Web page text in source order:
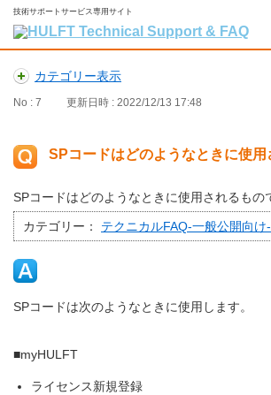
技術サポートサービス専用サイト
カテゴリー表示
No : 7 更新日時 : 2022/12/13 17:48
SPコードはどのようなときに使
SPコードはどのようなときに使用されるもの
カテゴリー： テクニカルFAQ-一般公開向け-
SPコードは次のようなときに使用します。
■myHULFT
ライセンス新規登録